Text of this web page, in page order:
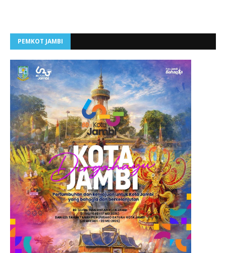
PEMKOT JAMBI